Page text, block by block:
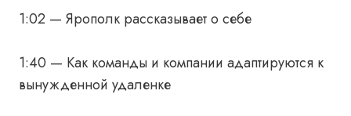
1:02 — Ярополк рассказывает о себе
1:40 — Как команды и компании адаптируются к
вынужденной удаленке